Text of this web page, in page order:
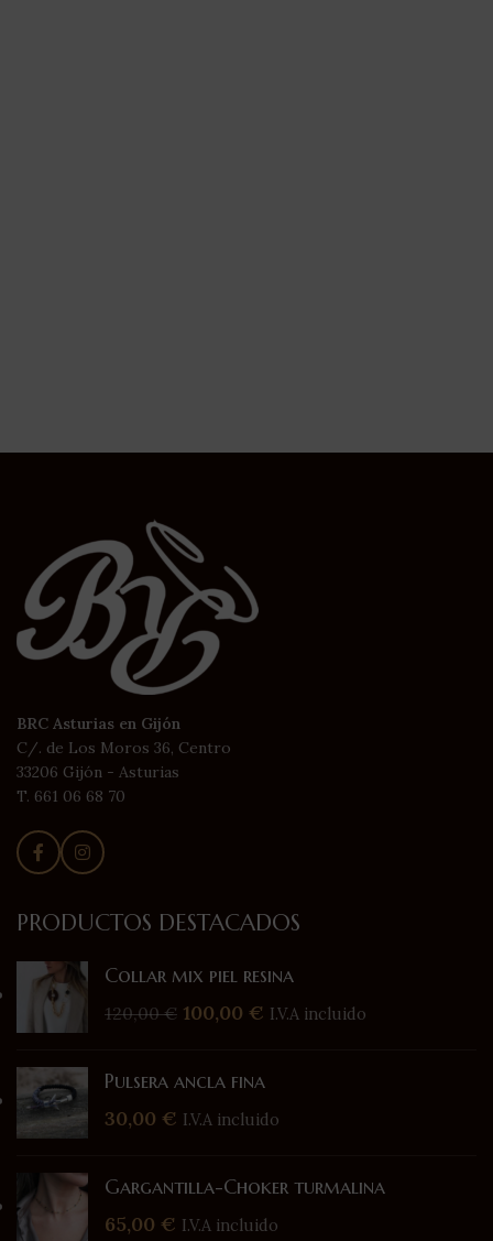
BRC Asturias en Gijón
C/. de Los Moros 36, Centro
33206 Gijón - Asturias
T. 661 06 68 70
PRODUCTOS DESTACADOS
Collar mix piel resina
120,00€ 100,00 € I.V.A incluido
Pulsera ancla fina
30,00 € I.V.A incluido
Gargantilla-Choker turmalina
65,00 € I.V.A incluido